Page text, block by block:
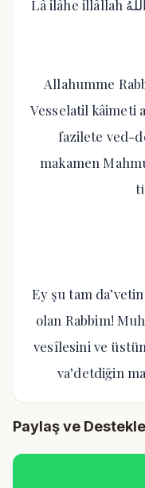
Lâ ilâhe illâllah لا اِلَهَ اِلاَّ اللّهُ Allah’tan başka hiçbir
Allahumme
Vesselatil kâimeti
fazilete ved-
makamen
Ey şu tam
olan Rabbim!
vesîlesini ve
va’detdiğin
Paylaş ve Destekle